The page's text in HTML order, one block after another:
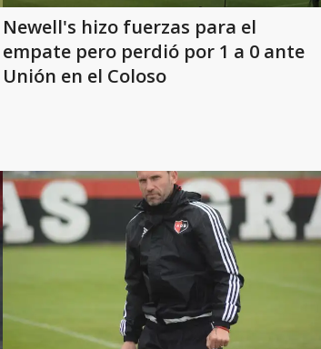
Newell's hizo fuerzas para el
empate pero perdió por 1 a 0 ante
Unión en el Coloso